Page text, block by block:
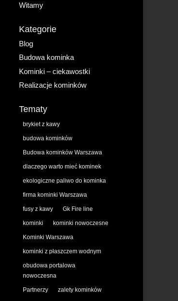
Witamy
Kategorie
Blog
Budowa kominka
Kominki – ciekawostki
Realizacje kominków
Tematy
brykiet z kawy
budowa kominków
Budowa kominków Warszawa
dlaczego warto mieć kominek
ekologiczne paliwo do kominka
firma kominki Warszawa
fusy z kawy Gk Fire line
kominki kominki nowoczesne
Kominki Warszawa
kominki z płaszczem wodnym
obudowa portalowa
nowoczesna
Partnerzy zalety kominków